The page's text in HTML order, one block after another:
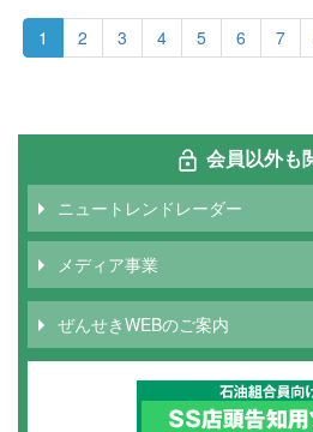
ペ
ジ
カ
レ
ペ
1 Page
2 Page
3 Page
4 Page
5 Page
6 Page
7
会員以外も
ニュートレンドレーダー
メディア事業
ぜんせきWEBのご案内